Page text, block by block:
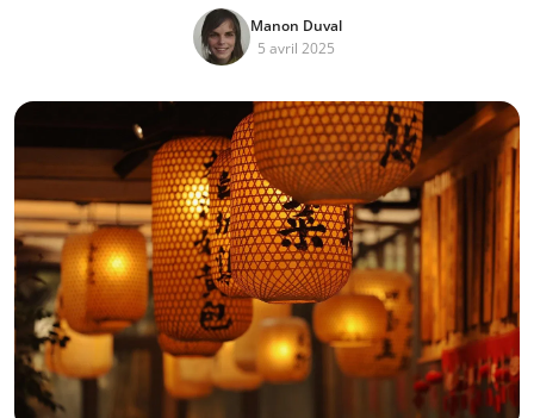
Manon Duval
5 avril 2025